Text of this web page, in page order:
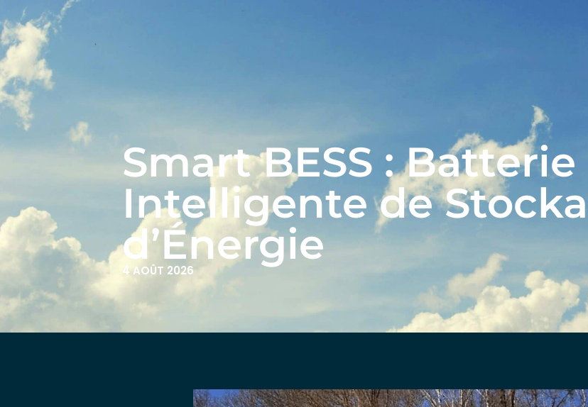
REJOIGNEZ-NOUS CONTACT
Smart BESS : Batterie
Intelligente de
d’Énergie
4 AOÛT 2026